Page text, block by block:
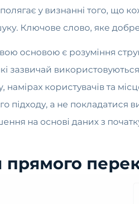
у визнанні того, що
Ключове слово, яке добре
основою є розуміння
зазвичай
намірах користувачів та
підходу, а не покладатися
на основі даних з початку
прямого